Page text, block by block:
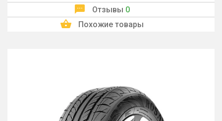
Отзывы 0
Похожие товары